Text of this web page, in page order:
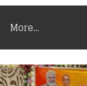
More...